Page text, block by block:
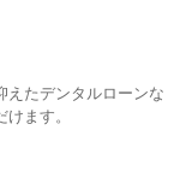
えたデンタルローンな
ます。